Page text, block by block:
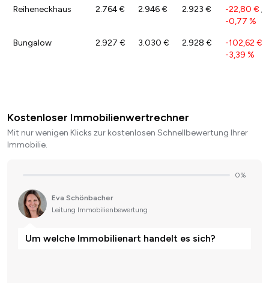
Reiheneckhaus 2.764 € 2.946 € 2.923 € -22,80 € /
-0,77 %
Bungalow 2.927 € 3.030 € 2.928 € -102,62 €
-3,39 %
Kostenloser Immobilienwertrechner
Mit nur wenigen Klicks zur kostenlosen Schnellbewertung Ihrer
Immobilie.